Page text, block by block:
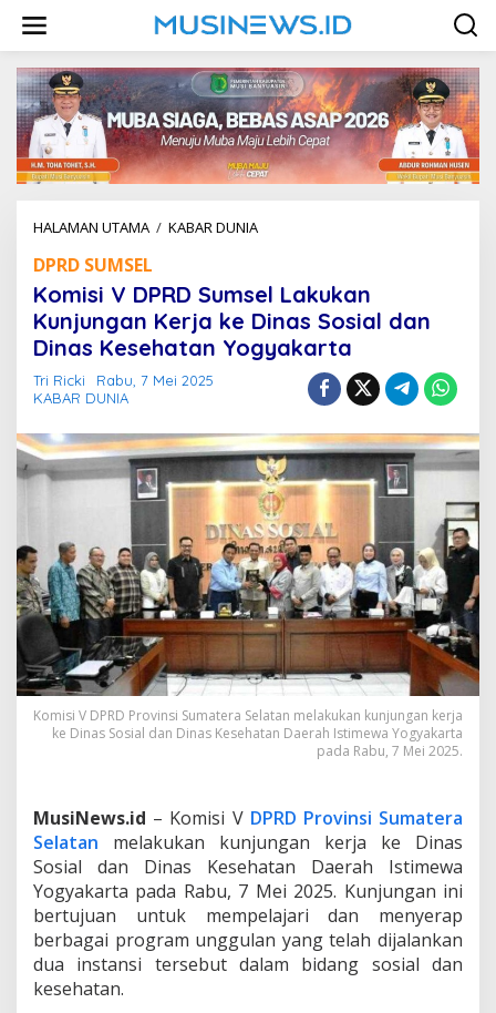
w
HALAMAN UTAMA / KABAR DUNIA
i
s
i
V
D
S
u
m
s
e
l
L
a
k
u
a
n
K
u
g
a
n
K
r
j
a
DPRD SUMSEL
Komisi V DPRD Sumsel Lakukan
Kunjungan Kerja ke Dinas Sosial dan
Dinas Kesehatan Yogyakarta
Tri Ricki
Rabu, 7 Mei 2025
KABAR DUNIA
Komisi V DPRD Provinsi Sumatera Selatan melakukan kunjungan kerja
ke Dinas Sosial dan Dinas Kesehatan Daerah Istimewa Yogyakarta
pada Rabu, 7 Mei 2025.
MusiNews.id – Komisi V DPRD Provinsi Sumatera
Selatan melakukan kunjungan kerja ke Dinas
Sosial dan Dinas Kesehatan Daerah Istimewa
Yogyakarta pada Rabu, 7 Mei 2025. Kunjungan ini
bertujuan untuk mempelajari dan menyerap
berbagai program unggulan yang telah dijalankan
dua instansi tersebut dalam bidang sosial dan
kesehatan.